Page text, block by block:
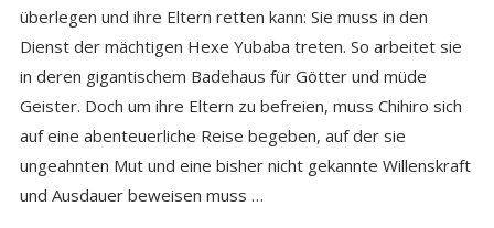
überlegen und ihre Eltern retten kann: Sie muss in den
Dienst der mächtigen Hexe Yubaba treten. So arbeitet sie
in deren gigantischem Badehaus für Götter und müde
Geister. Doch um ihre Eltern zu befreien, muss Chihiro sich
auf eine abenteuerliche Reise begeben, auf der sie
ungeahnten Mut und eine bisher nicht gekannte Willenskraft
und Ausdauer beweisen muss …